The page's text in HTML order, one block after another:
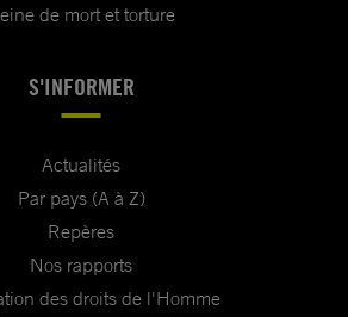
de mort et torture
S'INFORMER
Actualités
Par pays (A à Z)
Repères
Nos rapports
des droits de l'Homme